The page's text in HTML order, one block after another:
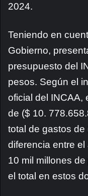
2024.
Teniendo en
Gobierno,
presupuesto del
pesos. Según el
oficial del INCAA,
de ($ 10.
total de gastos
diferencia entre
10 mil millones
el total en estos